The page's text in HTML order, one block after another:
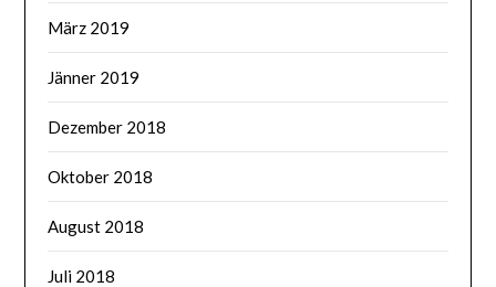
März 2019
Jänner 2019
Dezember 2018
Oktober 2018
August 2018
Juli 2018